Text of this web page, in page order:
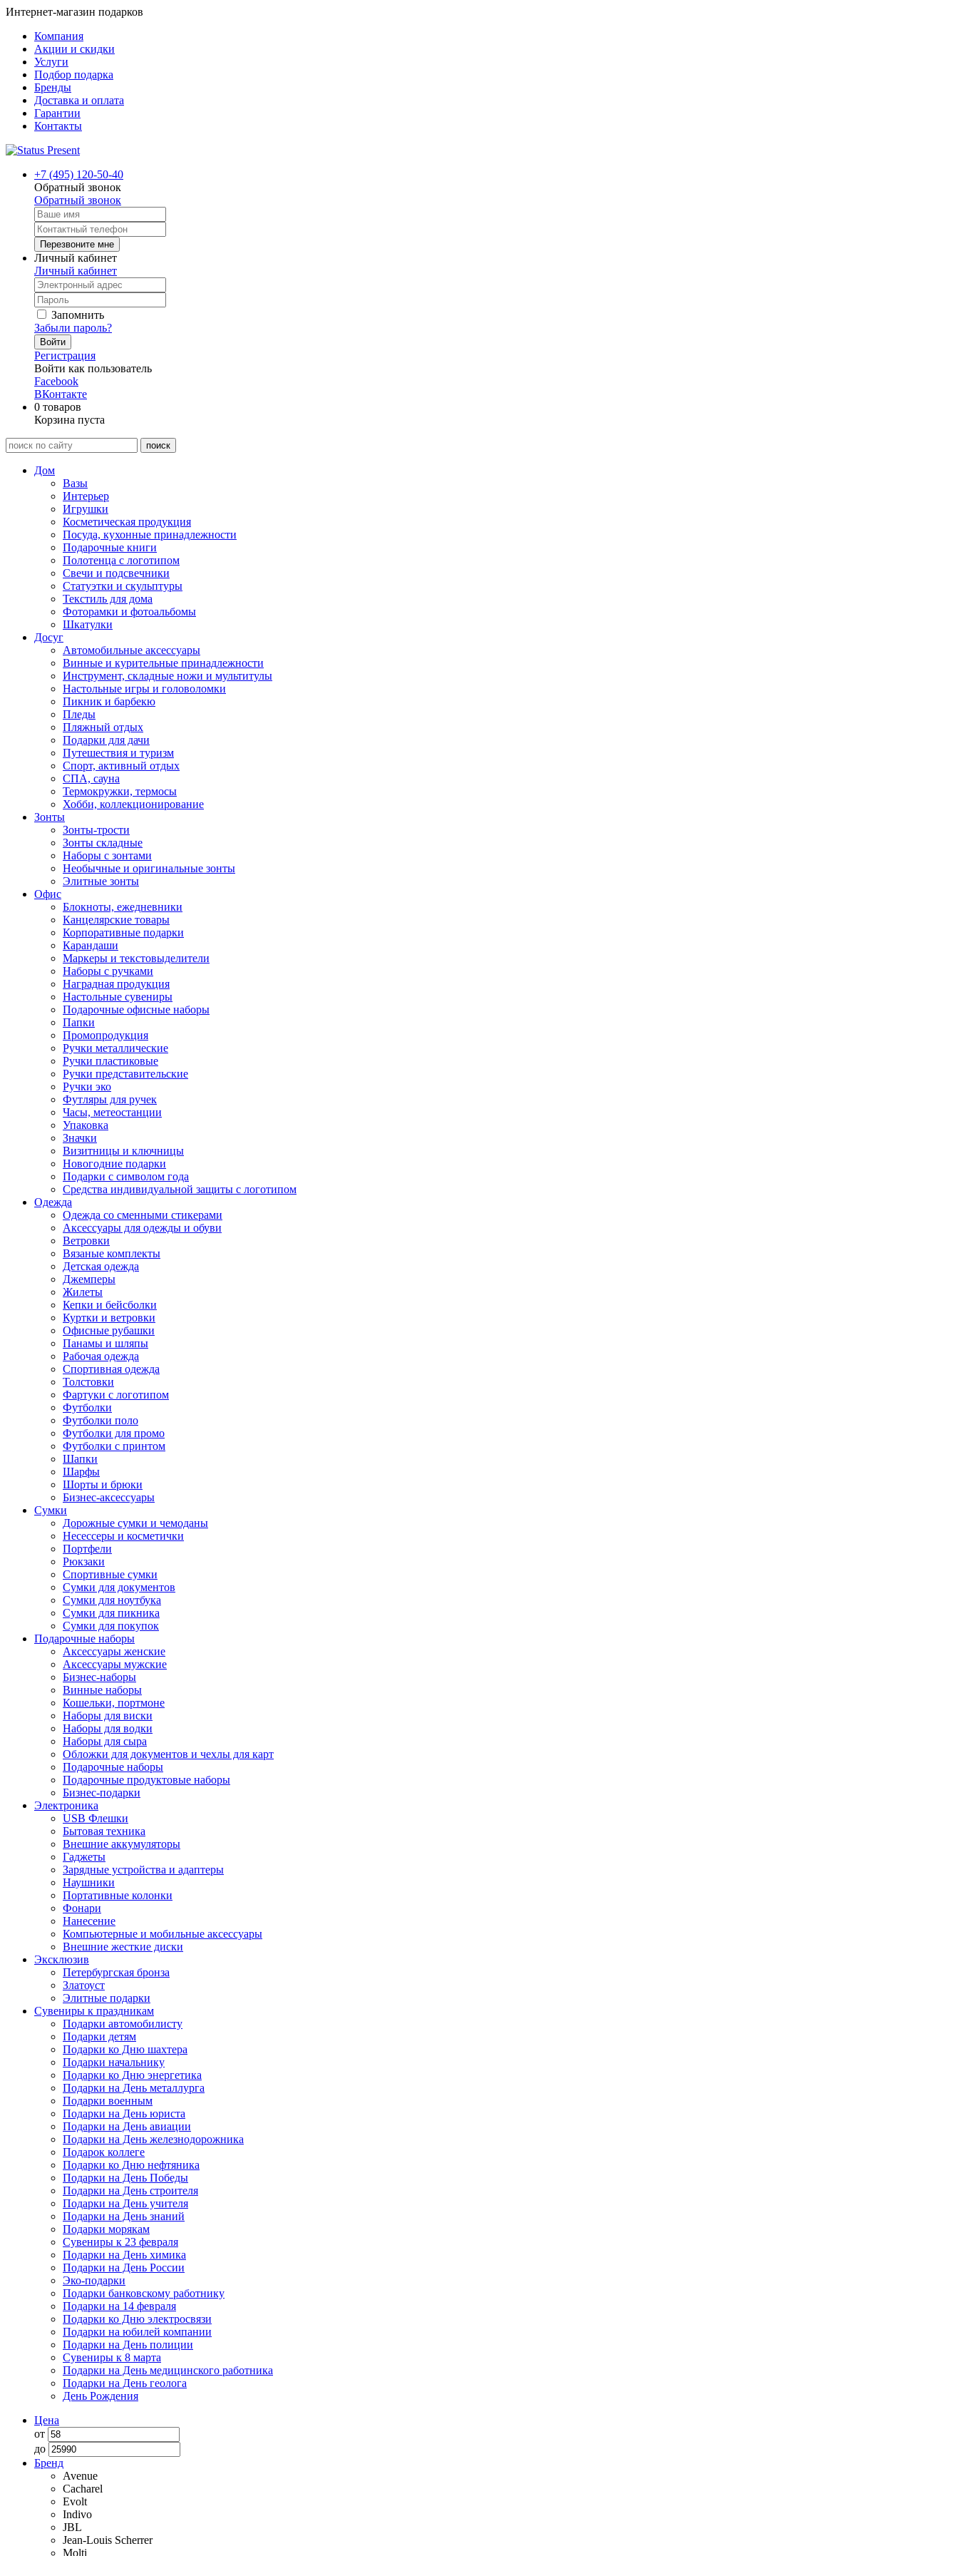
Интернет-магазин подарков
Компания
Акции и скидки
Услуги
Подбор подарка
Бренды
Доставка и оплата
Гарантии
Контакты
+7 (495) 120-50-40
Обратный звонок
Обратный звонок
Перезвоните мне
Личный кабинет
Личный кабинет
Запомнить
Забыли пароль?
Войти
Регистрация
Войти как пользователь
Facebook
ВКонтакте
0 товаров
Корзина пуста
Дом
Вазы
Интерьер
Игрушки
Косметическая продукция
Посуда, кухонные принадлежности
Подарочные книги
Полотенца с логотипом
Свечи и подсвечники
Статуэтки и скульптуры
Текстиль для дома
Фоторамки и фотоальбомы
Шкатулки
Досуг
Автомобильные аксессуары
Винные и курительные принадлежности
Инструмент, складные ножи и мультитулы
Настольные игры и головоломки
Пикник и барбекю
Пледы
Пляжный отдых
Подарки для дачи
Путешествия и туризм
Спорт, активный отдых
СПА, сауна
Термокружки, термосы
Хобби, коллекционирование
Зонты
Зонты-трости
Зонты складные
Наборы с зонтами
Необычные и оригинальные зонты
Элитные зонты
Офис
Блокноты, ежедневники
Канцелярские товары
Корпоративные подарки
Карандаши
Маркеры и текстовыделители
Наборы с ручками
Наградная продукция
Настольные сувениры
Подарочные офисные наборы
Папки
Промопродукция
Ручки металлические
Ручки пластиковые
Ручки представительские
Ручки эко
Футляры для ручек
Часы, метеостанции
Упаковка
Значки
Визитницы и ключницы
Новогодние подарки
Подарки с символом года
Средства индивидуальной защиты с логотипом
Одежда
Одежда со сменными стикерами
Аксессуары для одежды и обуви
Ветровки
Вязаные комплекты
Детская одежда
Джемперы
Жилеты
Кепки и бейсболки
Куртки и ветровки
Офисные рубашки
Панамы и шляпы
Рабочая одежда
Спортивная одежда
Толстовки
Фартуки с логотипом
Футболки
Футболки поло
Футболки для промо
Футболки с принтом
Шапки
Шарфы
Шорты и брюки
Бизнес-аксессуары
Сумки
Дорожные сумки и чемоданы
Несессеры и косметички
Портфели
Рюкзаки
Спортивные сумки
Сумки для документов
Сумки для ноутбука
Сумки для пикника
Сумки для покупок
Подарочные наборы
Аксессуары женские
Аксессуары мужские
Бизнес-наборы
Винные наборы
Кошельки, портмоне
Наборы для виски
Наборы для водки
Наборы для сыра
Обложки для документов и чехлы для карт
Подарочные наборы
Подарочные продуктовые наборы
Бизнес-подарки
Электроника
USB Флешки
Бытовая техника
Внешние аккумуляторы
Гаджеты
Зарядные устройства и адаптеры
Наушники
Портативные колонки
Фонари
Нанесение
Компьютерные и мобильные аксессуары
Внешние жесткие диски
Эксклюзив
Петербургская бронза
Златоуст
Элитные подарки
Сувениры к праздникам
Подарки автомобилисту
Подарки детям
Подарки ко Дню шахтера
Подарки начальнику
Подарки ко Дню энергетика
Подарки на День металлурга
Подарки военным
Подарки на День юриста
Подарки на День авиации
Подарки на День железнодорожника
Подарок коллеге
Подарки ко Дню нефтяника
Подарки на День Победы
Подарки на День строителя
Подарки на День учителя
Подарки на День знаний
Подарки морякам
Сувениры к 23 февраля
Подарки на День химика
Подарки на День России
Эко-подарки
Подарки банковскому работнику
Подарки на 14 февраля
Подарки ко Дню электросвязи
Подарки на юбилей компании
Подарки на День полиции
Сувениры к 8 марта
Подарки на День медицинского работника
Подарки на День геолога
День Рождения
Цена
от
до
Бренд
Avenue
Cacharel
Evolt
Indivo
JBL
Jean-Louis Scherrer
Molti